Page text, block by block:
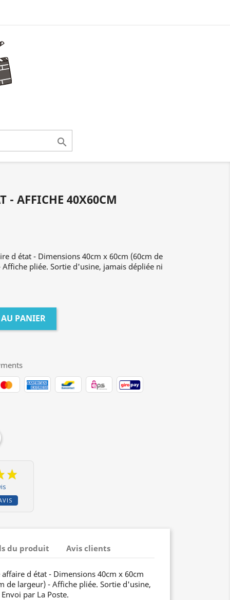

- AFFICHE 40X60CM
d état - Dimensions 40cm x 60cm (60cm de
pliée. Sortie d'usine, jamais dépliée ni
PANIER
du produit Avis clients
d état - Dimensions 40cm x 60cm
de largeur) - Affiche pliée. Sortie d'usine,
par La Poste.